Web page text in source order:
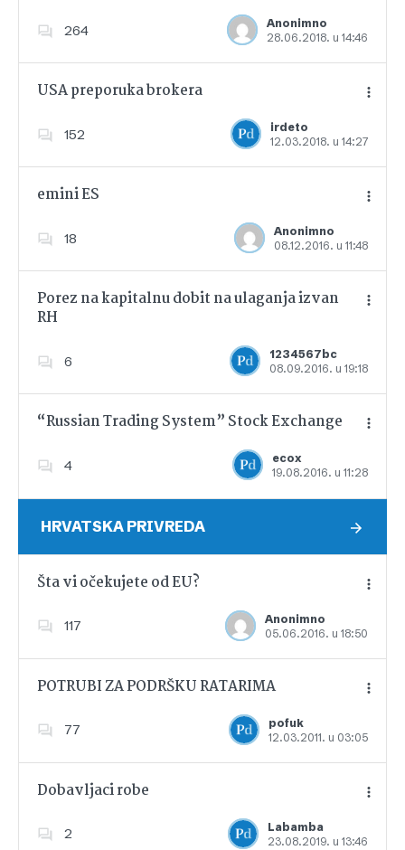
264
Anonimno
28.06.2018. u 14:46
Dodajte u favorite
USA preporuka brokera
152
irdeto
12.03.2018. u 14:27
Dodajte u favorite
emini ES
18
Anonimno
08.12.2016. u 11:48
Dodajte u favorite
Porez na kapitalnu dobit na ulaganja izvan
RH
6
1234567bc
08.09.2016. u 19:18
Dodajte u favorite
“Russian Trading System” Stock Exchange
4
ecox
19.08.2016. u 11:28
Dodajte u favorite
HRVATSKA PRIVREDA
Šta vi očekujete od EU?
117
Anonimno
05.06.2016. u 18:50
Dodajte u favorite
POTRUBI ZA PODRŠKU RATARIMA
77
pofuk
12.03.2011. u 03:05
Dodajte u favorite
Dobavljaci robe
2
Labamba
23.08.2019. u 13:46
Dodajte u favorite